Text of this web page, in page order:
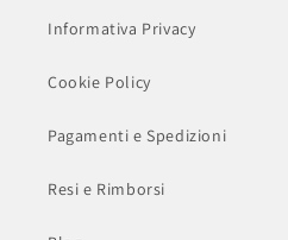
Informativa Privacy
Cookie Policy
Pagamenti e Spedizioni
Resi e Rimborsi